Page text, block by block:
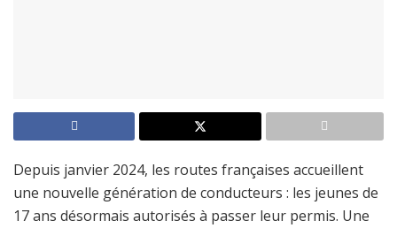
Depuis janvier 2024, les routes françaises accueillent
une nouvelle génération de conducteurs : les jeunes de
17 ans désormais autorisés à passer leur permis. Une